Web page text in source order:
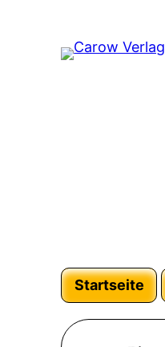
Startseite